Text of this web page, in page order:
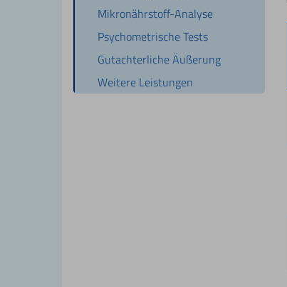
Mikronährstoff-Analyse
Psychometrische Tests
Gutachterliche Äußerung
Weitere Leistungen